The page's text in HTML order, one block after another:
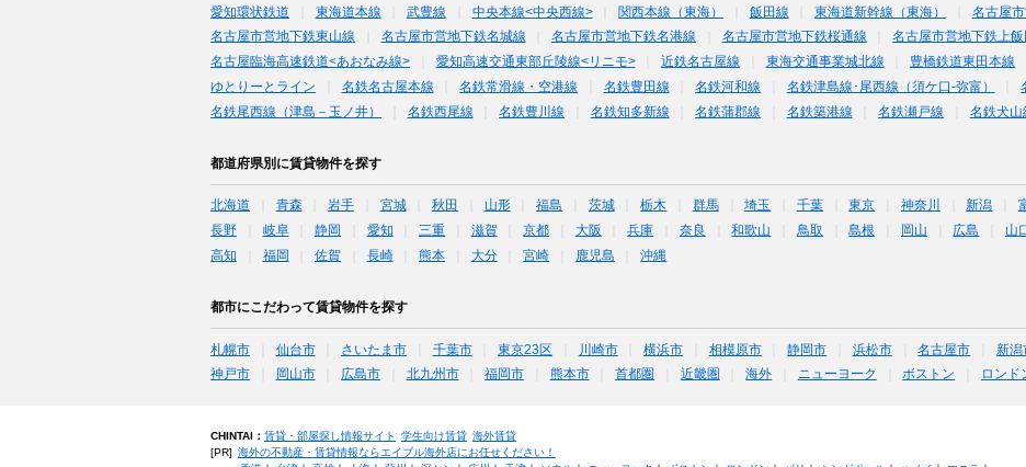
愛知環状鉄道 東海道本線 武豊線 中央本線<中央西線> 関西本線（東海） 飯田線 東海道新幹線（東海）
名古屋
名古屋市営地下鉄東山線
名古屋市営地下鉄名城線 名古屋市営地下鉄名港線 名古屋市営地下鉄桜通線
名古屋市営地下鉄上飯
名古屋臨海高速鉄道<あおなみ線>
愛知高速交通東部丘陵線<リニモ> 近鉄名古屋線 東海交通事業城北線 豊橋鉄道東田本線
ゆとりーとライン
名鉄名古屋本線 名鉄常滑線・空港線 名鉄豊田線 名鉄河和線 名鉄津島線･尾西線（須ケ口-弥富）
名鉄尾西線（津島－玉ノ井）
名鉄西尾線 名鉄豊川線 名鉄知多新線 名鉄蒲郡線 名鉄築港線 名鉄瀬戸線 名鉄犬山
都道府県別に賃貸物件を探す
北海道 青森 岩手 宮城 秋田 山形 福島 茨城 栃木 群馬 埼玉 千葉 東京 神奈川 新潟
長野
岐阜 静岡 愛知 三重 滋賀 京都 大阪 兵庫 奈良 和歌山 鳥取 島根 岡山 広島 山
高知
福岡 佐賀 長崎 熊本 大分 宮崎 鹿児島 沖縄
都市にこだわって賃貸物件を探す
札幌市 仙台市 さいたま市 千葉市 東京23区 川崎市 横浜市 相模原市 静岡市 浜松市 名古屋市 新潟
神戸市
岡山市 広島市 北九州市 福岡市 熊本市 首都圏 近畿圏 海外 ニューヨーク ボストン ロンド
CHINTAI： 賃貸・部屋探し情報サイト 学生向け賃貸 海外賃貸
[PR] 海外の不動産・賃貸情報ならエイブル海外店にお任せください！